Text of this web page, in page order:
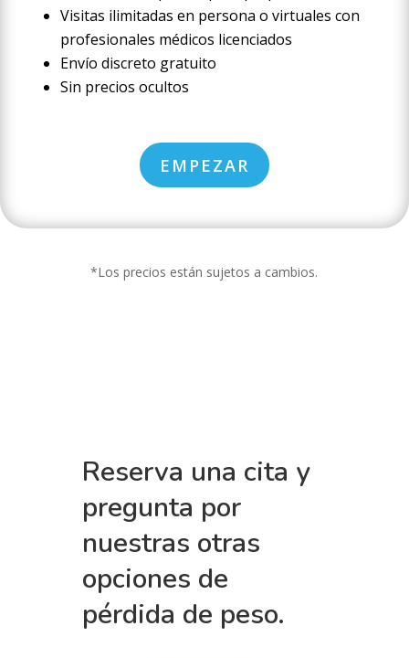
Visitas ilimitadas en persona o virtuales con
profesionales médicos licenciados
Envío discreto gratuito
Sin precios ocultos
EMPEZAR
*Los precios están sujetos a cambios.
Reserva una cita y
pregunta por
nuestras otras
opciones de
pérdida de peso.